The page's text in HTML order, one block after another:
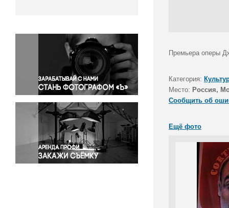
Окружающая среда
Политика
Правосудие
Происшествия и конфликты
Религия
Светская жизнь
Спорт
Экология
Экономика и бизнес
Премьера оперы
Категория:
Место: Россия,
Сообщить об
Ещё фото